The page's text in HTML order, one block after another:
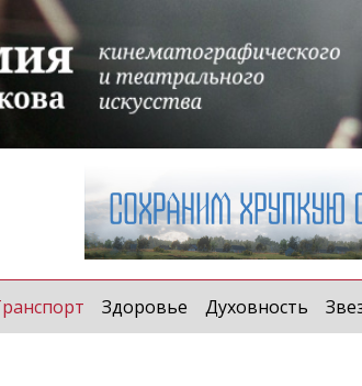
(current)
Здоровье Духовность